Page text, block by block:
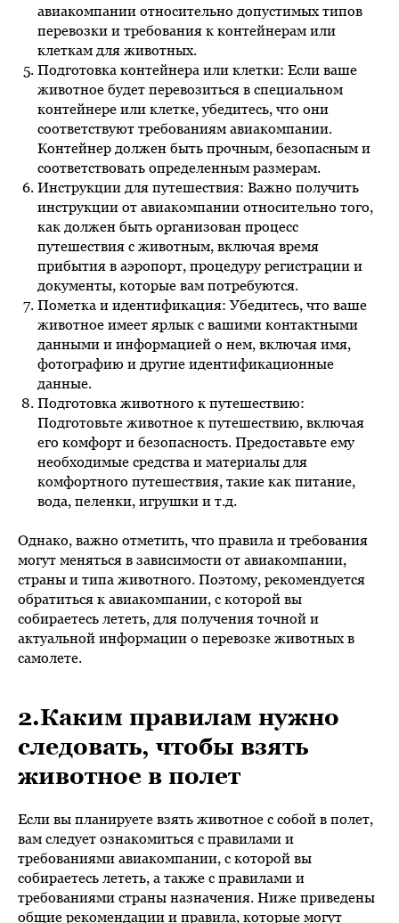
авиакомпании относительно допустимых типов
перевозки и требования к контейнерам или
клеткам для животных.
Подготовка контейнера или клетки: Если ваше
животное будет перевозиться в специальном
контейнере или клетке, убедитесь, что они
соответствуют требованиям авиакомпании.
Контейнер должен быть прочным, безопасным и
соответствовать определенным размерам.
Инструкции для путешествия: Важно получить
инструкции от авиакомпании относительно того,
как должен быть организован процесс
путешествия с животным, включая время
прибытия в аэропорт, процедуру регистрации и
документы, которые вам потребуются.
Пометка и идентификация: Убедитесь, что ваше
животное имеет ярлык с вашими контактными
данными и информацией о нем, включая имя,
фотографию и другие идентификационные
данные.
Подготовка животного к путешествию:
Подготовьте животное к путешествию, включая
его комфорт и безопасность. Предоставьте ему
необходимые средства и материалы для
комфортного путешествия, такие как питание,
вода, пеленки, игрушки и т.д.
Однако, важно отметить, что правила и требования
могут меняться в зависимости от авиакомпании,
страны и типа животного. Поэтому, рекомендуется
обратиться к авиакомпании, с которой вы
собираетесь лететь, для получения точной и
актуальной информации о перевозке животных в
самолете.
2.Каким правилам нужно
следовать, чтобы взять
животное в полет
Если вы планируете взять животное с собой в полет,
вам следует ознакомиться с правилами и
требованиями авиакомпании, с которой вы
собираетесь лететь, а также с правилами и
требованиями страны назначения. Ниже приведены
общие рекомендации и правила, которые могут